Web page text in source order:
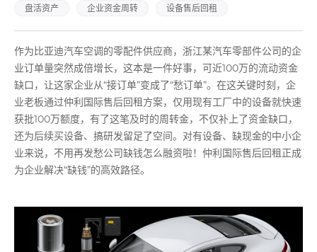
盘活资产 企业资金周转 设备售后回租
作为比亚迪汽车空调的零配件供应商，浙江某汽车零部件公司的企
业订单量突然成倍增长，这本是一件好事，可近100万的流动资金
缺口，让这家企业从“接订单”变成了“愁订单”。在这关键时刻，企
业老板通过仲利国际售后回租方案，仅用现有工厂中的设备就快速
获批100万额度，有了这笔及时的周转金，不仅补上了资金缺口，
还为后续买设备、搞研发留足了空间。对有设备、缺现金的中小企
业来说，不用再发愁公司缺钱怎么融资啦！仲利国际售后回租正成
为企业解决“缺钱”的高效路径。